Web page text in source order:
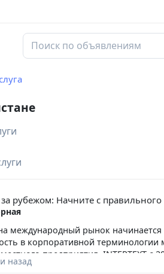
рубежом: Начните с правильного
международный рынок
в корпоративной терминологии
предприятия. INTERTEXT с
протоколов собраний и
назад